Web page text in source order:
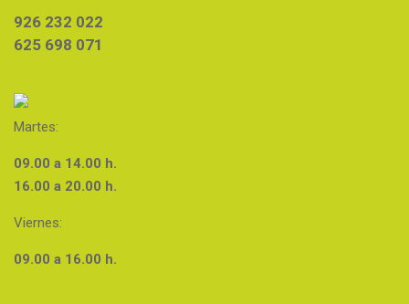
926 232 022
625 698 071
Martes:
09.00 a 14.00 h.
16.00 a 20.00 h.
Viernes:
09.00 a 16.00 h.